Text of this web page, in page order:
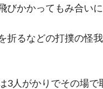
かかってもみ合いに
折るなどの打撲の怪
3人がかりでその場で